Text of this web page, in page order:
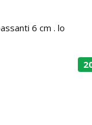
6 cm . lo